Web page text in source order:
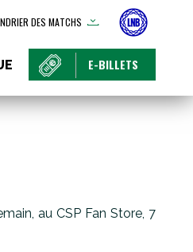
DES MATCHS
E-BILLETS
au CSP Fan Store, 7